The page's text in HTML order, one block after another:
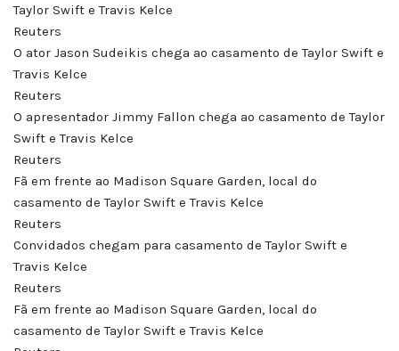
Taylor Swift e Travis Kelce
Reuters
O ator Jason Sudeikis chega ao casamento de Taylor Swift e
Travis Kelce
Reuters
O apresentador Jimmy Fallon chega ao casamento de Taylor
Swift e Travis Kelce
Reuters
Fã em frente ao Madison Square Garden, local do
casamento de Taylor Swift e Travis Kelce
Reuters
Convidados chegam para casamento de Taylor Swift e
Travis Kelce
Reuters
Fã em frente ao Madison Square Garden, local do
casamento de Taylor Swift e Travis Kelce